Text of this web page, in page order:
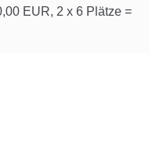
EUR, 2 x 6 Plätze =